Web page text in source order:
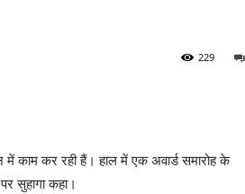
229
काम कर रही हैं। हाल में एक अवार्ड समारोह के
सुहागा कहा।